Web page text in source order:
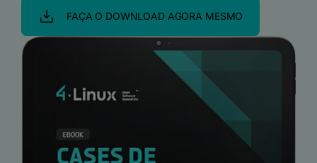
FAÇA O DOWNLOAD AGORA MESMO